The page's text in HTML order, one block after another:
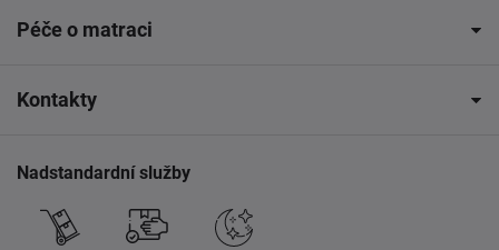
Péče o matraci
Kontakty
Nadstandardní služby